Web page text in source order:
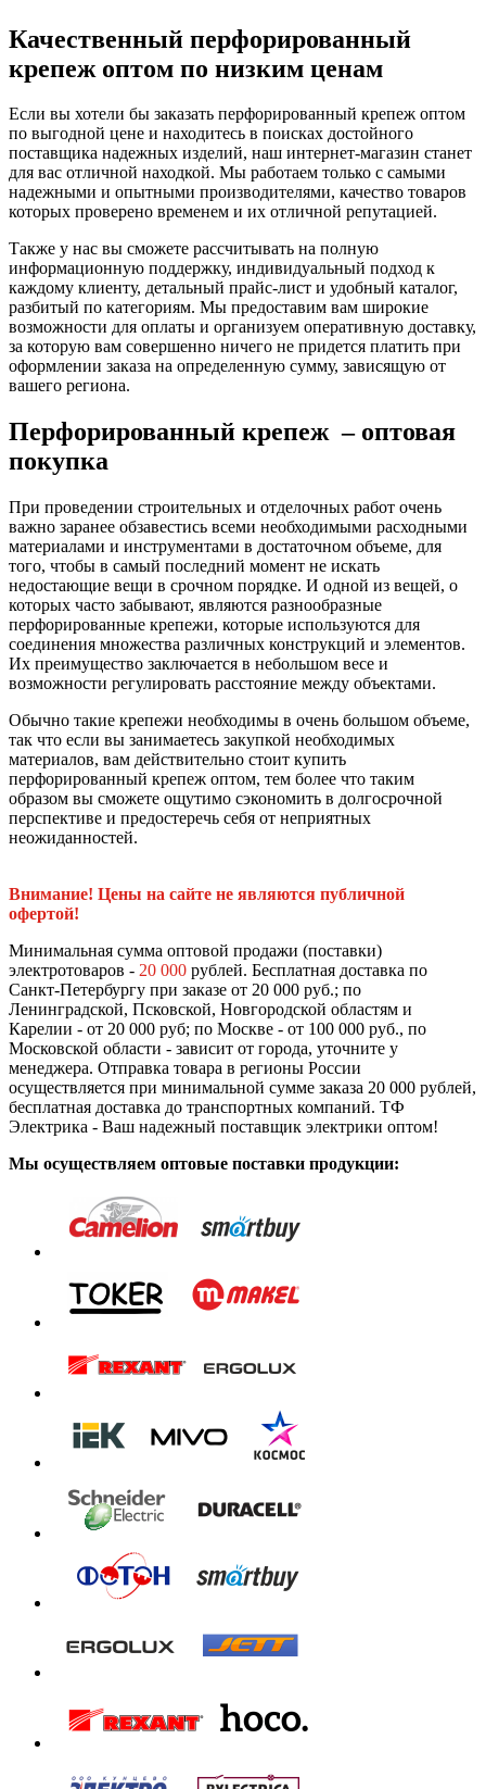
Качественный перфорированный
крепеж оптом по низким ценам
Если вы хотели бы заказать перфорированный крепеж оптом
по выгодной цене и находитесь в поисках достойного
поставщика надежных изделий, наш интернет-магазин станет
для вас отличной находкой. Мы работаем только с самыми
надежными и опытными производителями, качество товаров
которых проверено временем и их отличной репутацией.
Также у нас вы сможете рассчитывать на полную
информационную поддержку, индивидуальный подход к
каждому клиенту, детальный прайс-лист и удобный каталог,
разбитый по категориям. Мы предоставим вам широкие
возможности для оплаты и организуем оперативную доставку,
за которую вам совершенно ничего не придется платить при
оформлении заказа на определенную сумму, зависящую от
вашего региона.
Перфорированный крепеж – оптовая
покупка
При проведении строительных и отделочных работ очень
важно заранее обзавестись всеми необходимыми расходными
материалами и инструментами в достаточном объеме, для
того, чтобы в самый последний момент не искать
недостающие вещи в срочном порядке. И одной из вещей, о
которых часто забывают, являются разнообразные
перфорированные крепежи, которые используются для
соединения множества различных конструкций и элементов.
Их преимущество заключается в небольшом весе и
возможности регулировать расстояние между объектами.
Обычно такие крепежи необходимы в очень большом объеме,
так что если вы занимаетесь закупкой необходимых
материалов, вам действительно стоит купить
перфорированный крепеж оптом, тем более что таким
образом вы сможете ощутимо сэкономить в долгосрочной
перспективе и предостеречь себя от неприятных
неожиданностей.
Внимание! Цены на сайте не являются публичной
офертой!
Минимальная сумма оптовой продажи (поставки)
электротоваров - 20 000 рублей. Бесплатная доставка по
Санкт-Петербургу при заказе от 20 000 руб.; по
Ленинградской, Псковской, Новгородской областям и
Карелии - от 20 000 руб; по Москве - от 100 000 руб., по
Московской области - зависит от города, уточните у
менеджера. Отправка товара в регионы России
осуществляется при минимальной сумме заказа 20 000 рублей,
бесплатная доставка до транспортных компаний. ТФ
Электрика - Ваш надежный поставщик электрики оптом!
Мы осуществляем оптовые поставки продукции: